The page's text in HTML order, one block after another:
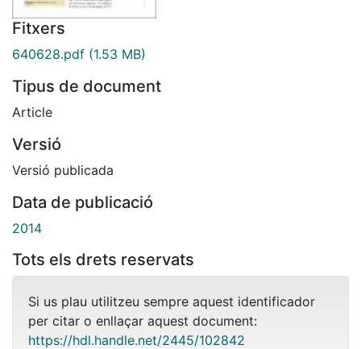
Fitxers
640628.pdf (1.53 MB)
Tipus de document
Article
Versió
Versió publicada
Data de publicació
2014
Tots els drets reservats
Si us plau utilitzeu sempre aquest identificador
per citar o enllaçar aquest document:
https://hdl.handle.net/2445/102842